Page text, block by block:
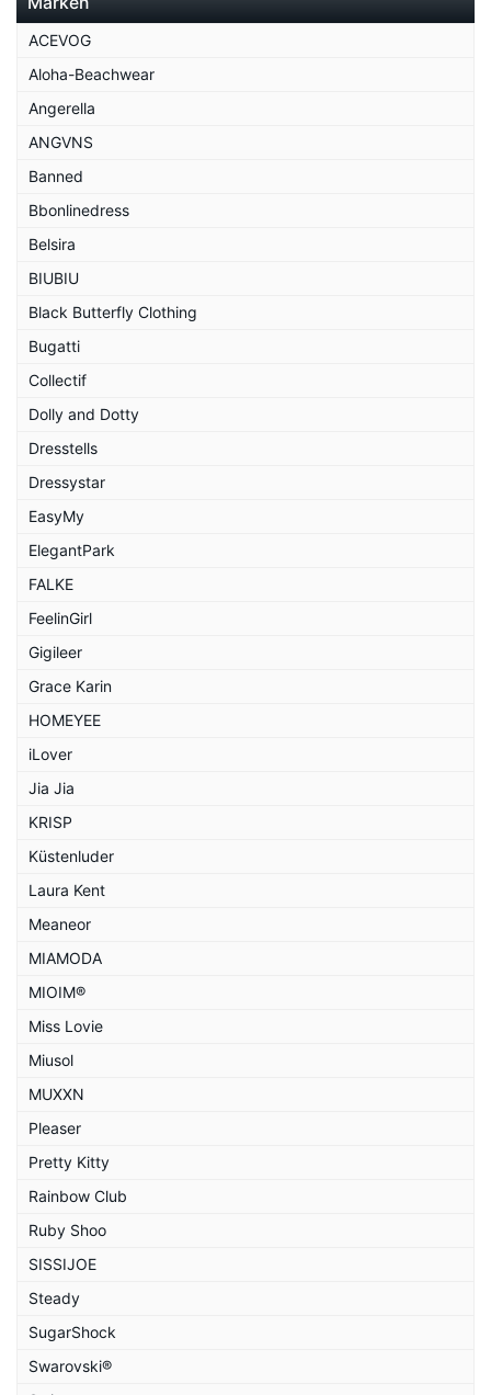
ACEVOG
Aloha-Beachwear
Angerella
ANGVNS
Banned
Bbonlinedress
Belsira
BIUBIU
Black Butterfly Clothing
Bugatti
Collectif
Dolly and Dotty
Dresstells
Dressystar
EasyMy
ElegantPark
FALKE
FeelinGirl
Gigileer
Grace Karin
HOMEYEE
iLover
Jia Jia
KRISP
Küstenluder
Laura Kent
Meaneor
MIAMODA
MIOIM®
Miss Lovie
Miusol
MUXXN
Pleaser
Pretty Kitty
Rainbow Club
Ruby Shoo
SISSIJOE
Steady
SugarShock
Swarovski®